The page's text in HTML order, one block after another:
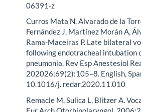
06391-z
Curros Mata N, Alvarado de la
Fernández J, Martínez Morán A,
Rama-Maceiras P. Late bilateral
following endotracheal intubation
pneumonia. Rev Esp Anestesiol
202026;69(2):105–8. English,
10.1016/j. redar.2020.11.010
Remacle M, Sulica L, Blitzer A.